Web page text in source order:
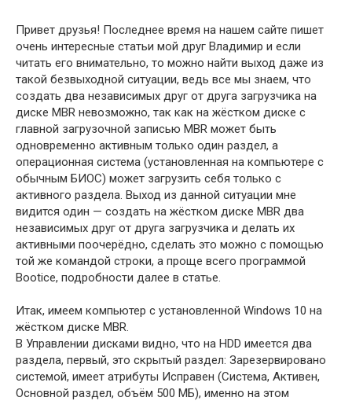
Привет друзья! Последнее время на нашем сайте пишет
очень интересные статьи мой друг Владимир и если
читать его внимательно, то можно найти выход даже из
такой безвыходной ситуации, ведь все мы знаем, что
создать два независимых друг от друга загрузчика на
диске MBR невозможно, так как на жёстком диске с
главной загрузочной записью MBR может быть
одновременно активным только один раздел, а
операционная система (установленная на компьютере с
обычным БИОС) может загрузить себя только с
активного раздела. Выход из данной ситуации мне
видится один — создать на жёстком диске MBR два
независимых друг от друга загрузчика и делать их
активными поочерёдно, сделать это можно с помощью
той же командой строки, а проще всего программой
Bootice, подробности далее в статье.
Итак, имеем компьютер с установленной Windows 10 на
жёстком диске MBR.
В Управлении дисками видно, что на HDD имеется два
раздела, первый, это скрытый раздел: Зарезервировано
системой, имеет атрибуты Исправен (Система, Активен,
Основной раздел, объём 500 МБ), именно на этом